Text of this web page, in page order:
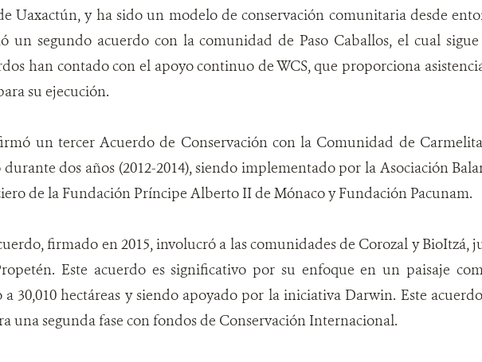
Uaxactún, y ha sido un modelo de conservación comunitaria desde
un segundo acuerdo con la comunidad de Paso Caballos, el cual sigue
han contado con el apoyo continuo de WCS, que proporciona
su ejecución.
un tercer Acuerdo de Conservación con la Comunidad de
dos años (2012-2014), siendo implementado por la Asociación
de la Fundación Príncipe Alberto II de Mónaco y Fundación Pacunam.
firmado en 2015, involucró a las comunidades de Corozal y BioItzá,
Este acuerdo es significativo por su enfoque en un paisaje
30,010 hectáreas y siendo apoyado por la iniciativa Darwin. Este
una segunda fase con fondos de Conservación Internacional.